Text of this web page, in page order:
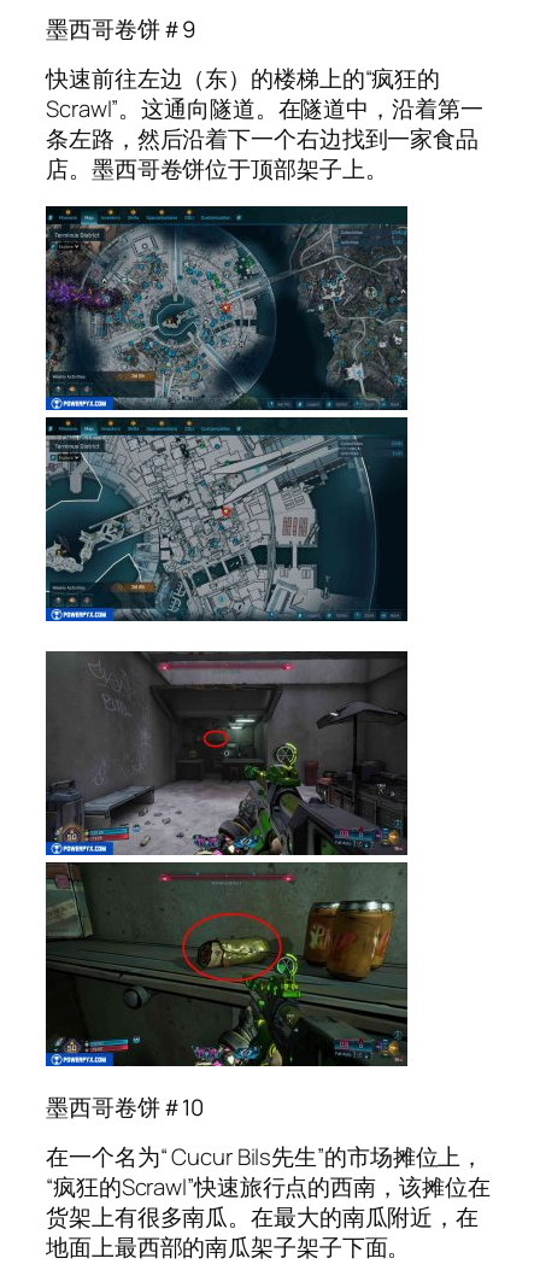
墨西哥卷饼＃9
快速前往左边（东）的楼梯上的“疯狂的
Scrawl”。这通向隧道。在隧道中，沿着第一
条左路，然后沿着下一个右边找到一家食品
店。墨西哥卷饼位于顶部架子上。
墨西哥卷饼＃10
在一个名为“ Cucur Bils先生”的市场摊位上，
“疯狂的Scrawl”快速旅行点的西南，该摊位在
货架上有很多南瓜。在最大的南瓜附近，在
地面上最西部的南瓜架子架子下面。